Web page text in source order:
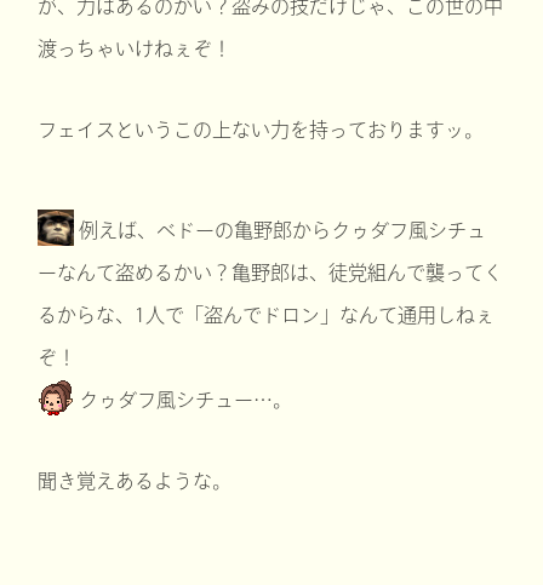
が、力はあるのかい？盗みの技だけじゃ、この世の中
渡っちゃいけねぇぞ！
フェイスというこの上ない力を持っておりますッ。
例えば、ベドーの亀野郎からクゥダフ風シチュ
ーなんて盗めるかい？亀野郎は、徒党組んで襲ってく
るからな、1人で「盗んでドロン」なんて通用しねぇ
ぞ！
クゥダフ風シチュー…。
聞き覚えあるような。